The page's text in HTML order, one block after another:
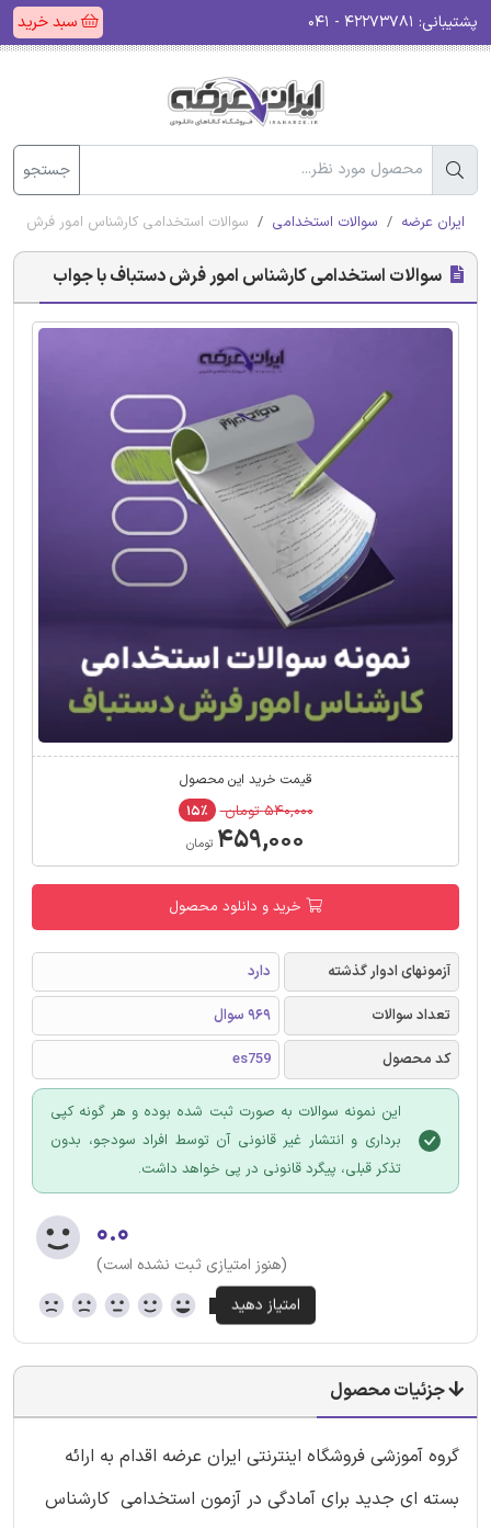
پشتیبانی: سبد خرید
جستجو
ایران عرضه سوالات استخدامی سوالات استخدامی کارشناس امور فرش
سوالات استخدامی کارشناس امور فرش دستباف با جواب
قیمت خرید این محصول
۵۴۰,۰۰۰ تومان ۱۵٪
۴۵۹,۰۰۰ تومان
خرید و دانلود محصول
آزمونهای ادوار گذشته
دارد
تعداد سوالات
969 سوال
کد محصول
es759
این نمونه سوالات به صورت ثبت شده بوده و هر گونه کپی
برداری و انتشار غیر قانونی آن توسط افراد سودجو، بدون
تذکر قبلی، پیگرد قانونی در پی خواهد داشت.
۰.۰
(هنوز امتیازی ثبت نشده است)
جزئیات محصول
گروه آموزشی فروشگاه اینترنتی ایران عرضه اقدام به ارائه
بسته ای جدید برای آمادگی در آزمون استخدامی کارشناس